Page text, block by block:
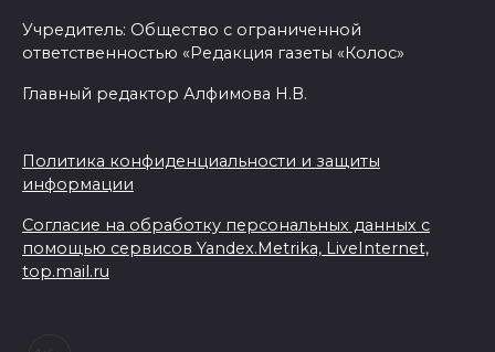
Учредитель: Общество с ограниченной
ответственностью «Редакция газеты «Колос»
Главный редактор Алфимова Н.В.
Политика конфиденциальности и защиты
информации
Согласие на обработку персональных данных с
помощью сервисов Yandex.Metrika, LiveInternet,
top.mail.ru